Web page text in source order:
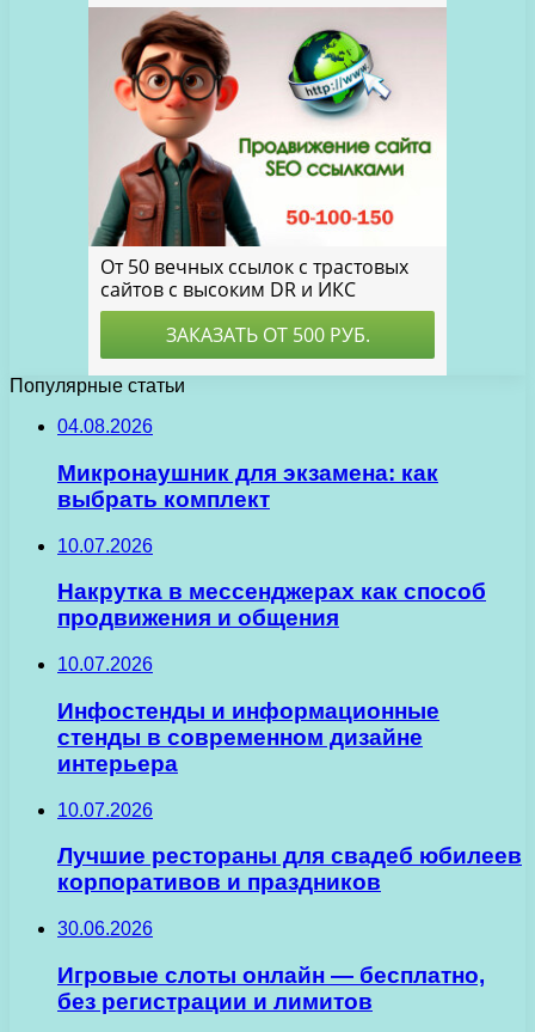
Популярные статьи
04.08.2026
Микронаушник для экзамена: как
выбрать комплект
10.07.2026
Накрутка в мессенджерах как способ
продвижения и общения
10.07.2026
Инфостенды и информационные
стенды в современном дизайне
интерьера
10.07.2026
Лучшие рестораны для свадеб юбилеев
корпоративов и праздников
30.06.2026
Игровые слоты онлайн — бесплатно,
без регистрации и лимитов